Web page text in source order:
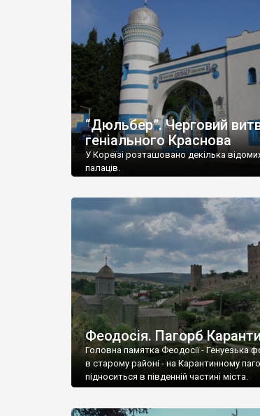
“Дюльбер”. Черговий
геніального Краснова
У Кореїзі розташовано декілька
палаців.
Феодосія. Пагорб
Головна памятка Феодосії - Генуезька
в старому районі - на Карантинному
підноситься в південній частині міста.